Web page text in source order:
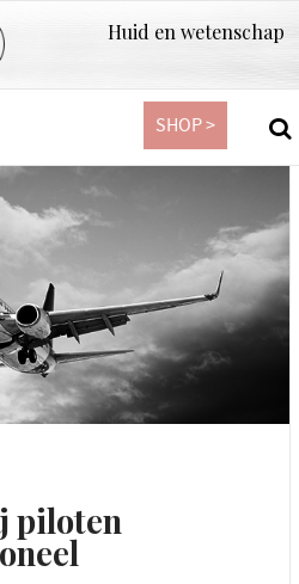
Huid en wetenschap
SHOP >
piloten